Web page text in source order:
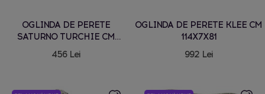
OGLINDA DE PERETE
SATURNO TURCHIE CM
71X1,5X48
456 Lei
OGLINDA DE PERETE KLEE CM
114X7X81
992 Lei